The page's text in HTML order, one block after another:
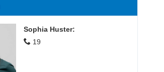
Sophia Huster:
19